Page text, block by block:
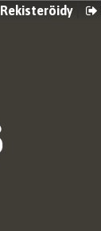
Rekisteröidy